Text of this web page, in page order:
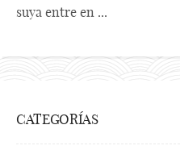
suya entre en ...
CATEGORÍAS